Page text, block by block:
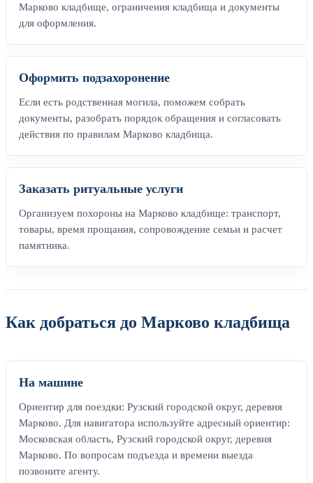
Марково кладбище, ограничения кладбища и документы
для оформления.
Оформить подзахоронение
Если есть родственная могила, поможем собрать
документы, разобрать порядок обращения и согласовать
действия по правилам Марково кладбища.
Заказать ритуальные услуги
Организуем похороны на Марково кладбище: транспорт,
товары, время прощания, сопровождение семьи и расчет
памятника.
Как добраться до Марково кладбища
На машине
Ориентир для поездки: Рузский городской округ, деревня
Марково. Для навигатора используйте адресный ориентир:
Московская область, Рузский городской округ, деревня
Марково. По вопросам подъезда и времени выезда
позвоните агенту.